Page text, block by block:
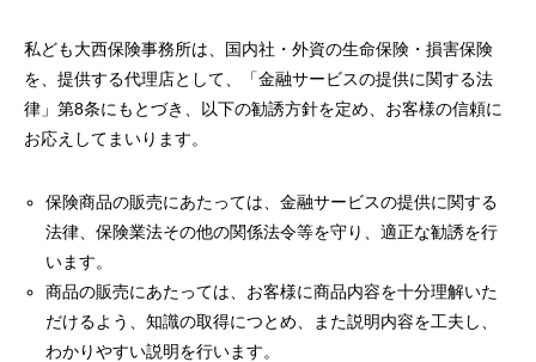
私ども大西保険事務所は、国内社・外資の生命保険・損害保険
を、提供する代理店として、「金融サービスの提供に関する法
律」第8条にもとづき、以下の勧誘方針を定め、お客様の信頼に
お応えしてまいります。
保険商品の販売にあたっては、金融サービスの提供に関する
法律、保険業法その他の関係法令等を守り、適正な勧誘を行
います。
商品の販売にあたっては、お客様に商品内容を十分理解いた
だけるよう、知識の取得につとめ、また説明内容を工夫し、
わかりやすい説明を行います。